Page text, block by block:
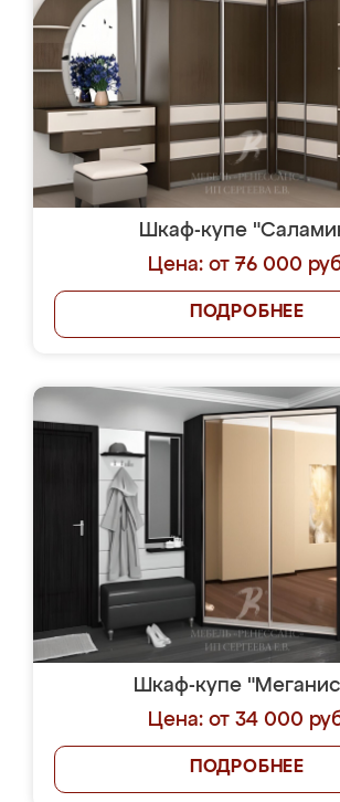
Шкаф-купе
Цена: от 76 000
ПОДРОБНЕЕ
Шкаф-купе
Цена: от 34 000
ПОДРОБНЕЕ